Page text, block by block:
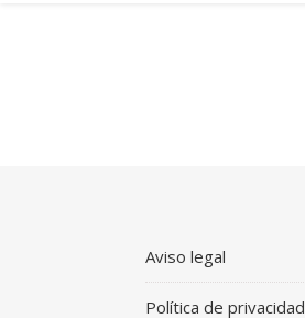
Aviso legal
Política de privacidad